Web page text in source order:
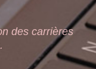
des carrières